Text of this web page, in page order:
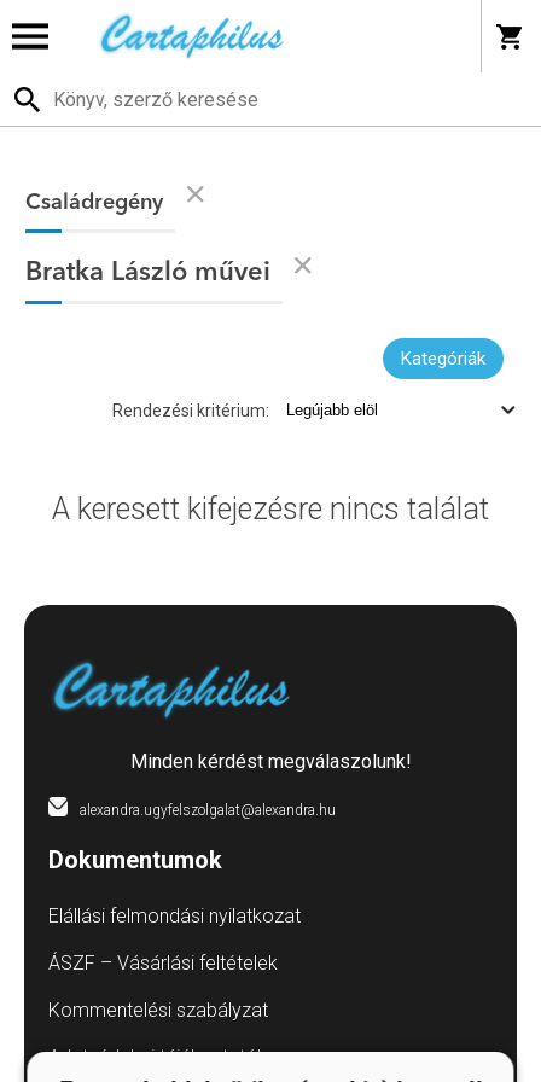
Családregény
Bratka László művei
Kategóriák
Rendezési kritérium:
A keresett kifejezésre nincs találat
Minden kérdést megválaszolunk!
alexandra.ugyfelszolgalat@alexandra.hu
Dokumentumok
Elállási felmondási nyilatkozat
ÁSZF – Vásárlási feltételek
Kommentelési szabályzat
Adatvédelmi tájékoztatók